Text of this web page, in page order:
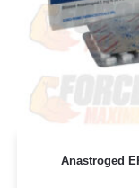
Anastroged